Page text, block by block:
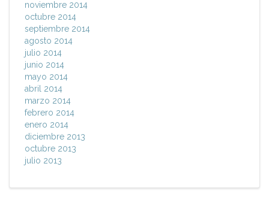
noviembre 2014
octubre 2014
septiembre 2014
agosto 2014
julio 2014
junio 2014
mayo 2014
abril 2014
marzo 2014
febrero 2014
enero 2014
diciembre 2013
octubre 2013
julio 2013